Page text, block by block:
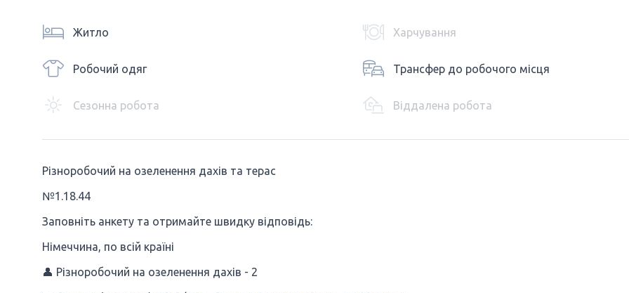
Житло Харчування
Робочий одяг Трансфер до робочого місця
Сезонна робота Віддалена робота
Різноробочий на озеленення дахів та терас
№1.18.44
Заповніть анкету та отримайте швидку відповідь:
Німеччина, по всій країні
👤 Різноробочий на озеленення дахів - 2